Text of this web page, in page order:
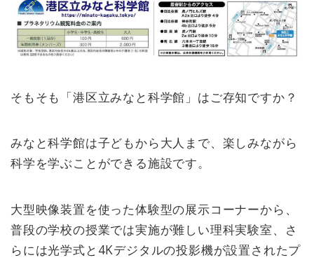
そもそも「港区立みなと科学館」はご存知ですか？
みなと科学館は子どもから大人まで、楽しみながら
科学を学ぶことができる施設です。
大型映像装置を使った体験型の展示コーナーから、
普段の学校の授業では実施が難しい理科実験室、さ
らには光学式と4Kデジタルの投影機が設置されたプ